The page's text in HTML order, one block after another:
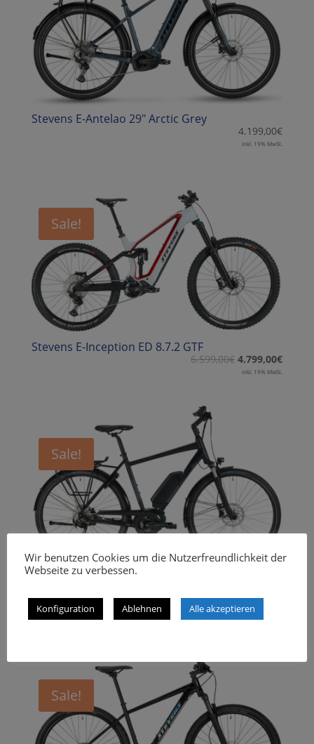
Stevens E-Antelao 29″ Arctic Grey
4.199,00€
inkl. 19% MwSt.
Sale!
Stevens E-Inception ED 8.7.2 GTF
6.599,00€ 4.799,00€
inkl. 19% MwSt.
Sale!
Stevens E-Molveno Gent Black
2.299,00€ 1.799,00
inkl. 19% MwSt.
Sale!
Wir benutzen Cookies um die Nutzerfreundlichkeit der
Webseite zu verbessen.
Konfiguration Ablehnen Alle akzeptieren